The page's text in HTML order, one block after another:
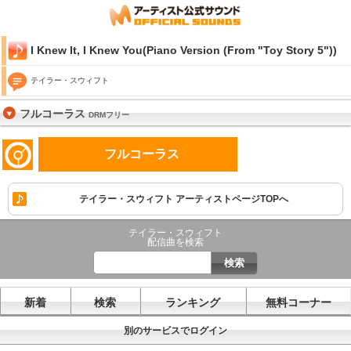
I Knew It, I Knew You(Piano Version (From "Toy Story 5"))
テイラー・スウィフト
フルコーラスDRMフリー
フルコーラス
テイラー・スウィフト アーティストページTOPへ
テイラー・スウィフト
配信曲を検索
新着 検索 ランキング 無料コーナー
別のサービスでログイン